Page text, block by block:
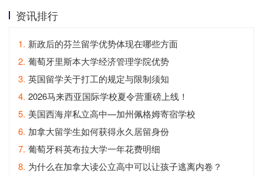
资讯排行
1. 新政后的芬兰留学优势体现在哪些方面
2. 葡萄牙里斯本大学经济管理学院优势
3. 英国留学关于打工的规定与限制须知
4. 2026马来西亚国际学校夏令营重磅上线！
5. 美国西海岸私立高中—加州佩格姆寄宿学校
6. 加拿大留学生如何获得永久居留身份
7. 葡萄牙科英布拉大学一年花费明细
8. 为什么在加拿大读公立高中可以让孩子逃离内卷？